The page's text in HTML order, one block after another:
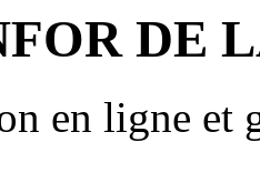
DE
en ligne et